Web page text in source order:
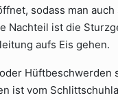
sodass man
Nachteil ist die
aufs Eis gehen.
Hüftbeschwerden
ist vom